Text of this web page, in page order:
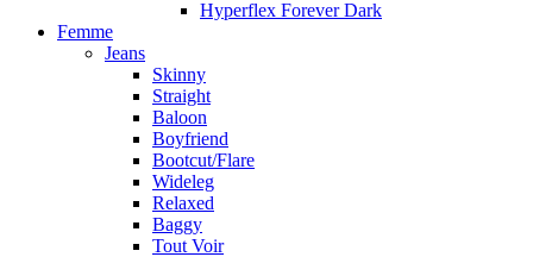
Hyperflex Forever Dark
Femme
Jeans
Skinny
Straight
Baloon
Boyfriend
Bootcut/Flare
Wideleg
Relaxed
Baggy
Tout Voir